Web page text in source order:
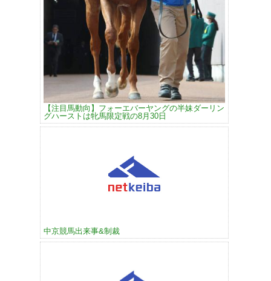
【注目馬動向】フォーエバーヤングの半妹ダーリン
グハーストは牝馬限定戦の8月30日
中京競馬出来事&制裁